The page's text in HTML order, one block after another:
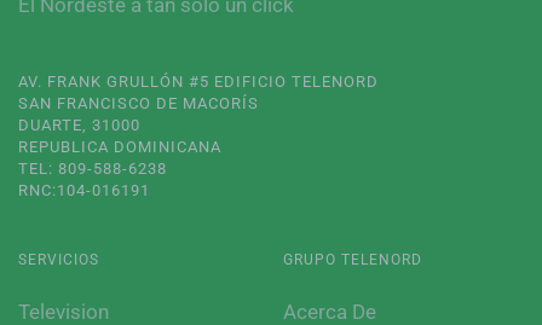
El Nordeste a tan solo un click
AV. FRANK GRULLÓN #5 EDIFICIO TELENORD
SAN FRANCISCO DE MACORÍS
DUARTE, 31000
REPUBLICA DOMINICANA
TEL: 809-588-6238
RNC:104-016191
SERVICIOS
Television
GRUPO TELENORD
Acerca De